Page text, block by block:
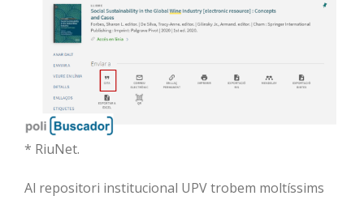
* RiuNet.
Al repositori institucional UPV trobem moltíssims